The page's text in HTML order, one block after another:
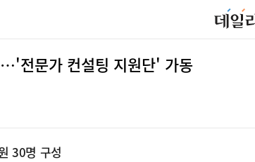
전문가 컨설팅 지원단' 가동
30명 구성